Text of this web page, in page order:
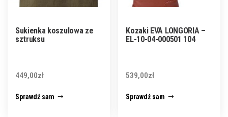
Sukienka koszulowa ze
sztruksu
449,00zł
Sprawdź sam
Kozaki EVA LONGORIA –
EL-10-04-000501 104
539,00zł
Sprawdź sam